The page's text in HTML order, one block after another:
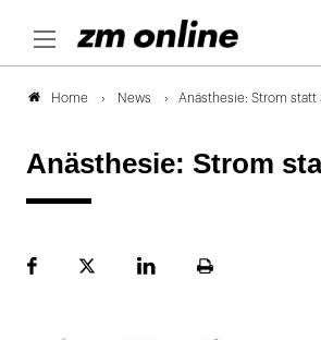
Home News Anästhesie: Strom statt
Anästhesie: Strom
FacebookPlattformLinekdInSeite